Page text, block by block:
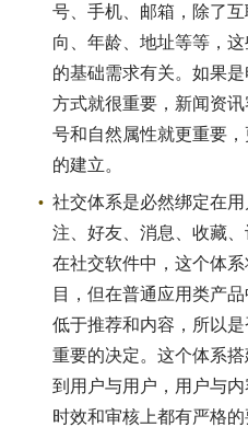
号、手机、邮箱，除了
向、年龄、地址等等，
的基础需求有关。如果
方式就很重要，新闻资
号和自然属性就更重要
的建立。
社交体系是必然绑定在
注、好友、消息、收藏
在社交软件中，这个体
目，但在普通应用类产
低于推荐和内容，所以
重要的决定。这个体系
到用户与用户，用户与
时效和审核上都有严格